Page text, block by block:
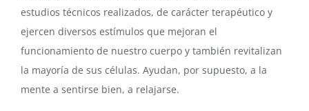
estudios técnicos realizados, de carácter terapéutico y
ejercen diversos estímulos que mejoran el
funcionamiento de nuestro cuerpo y también revitalizan
la mayoría de sus células. Ayudan, por supuesto, a la
mente a sentirse bien, a relajarse.